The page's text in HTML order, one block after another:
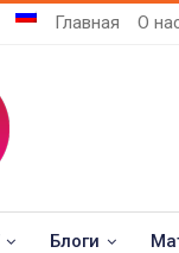
Главная О
Блоги